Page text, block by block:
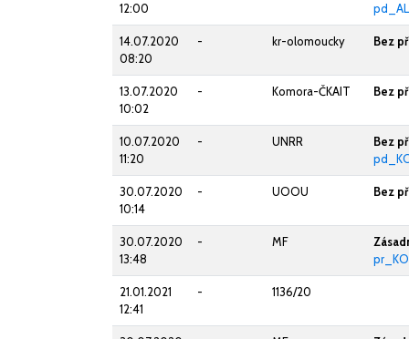
12:00
14.07.2020
08:20
- kr-olomoucky Bez
13.07.2020
10:02
- Komora-ČKAIT Bez
10.07.2020
11:20
- UNRR
Bez
30.07.2020
10:14
- UOOU Bez
30.07.2020
13:48
- MF
21.01.2021
12:41
- 1136/20